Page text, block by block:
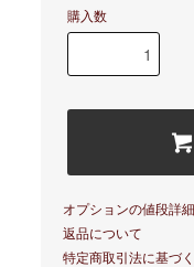
購入数
オプションの値段詳細
返品について
特定商取引法に基づ